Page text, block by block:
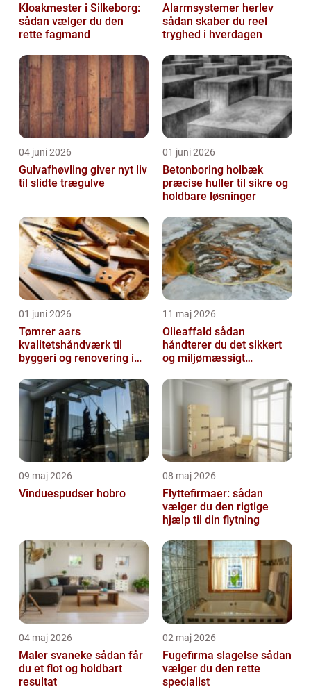
Kloakmester i Silkeborg:
sådan vælger du den
rette fagmand
Alarmsystemer herlev
sådan skaber du reel
tryghed i hverdagen
04 juni 2026
Gulvafhøvling giver nyt liv
til slidte trægulve
01 juni 2026
Betonboring holbæk
præcise huller til sikre og
holdbare løsninger
01 juni 2026
Tømrer aars
kvalitetshåndværk til
byggeri og renovering i
11 maj 2026
Olieaffald sådan
håndterer du det sikkert
og miljømæssigt
09 maj 2026
Vinduespudser hobro
08 maj 2026
Flyttefirmaer: sådan
vælger du den rigtige
hjælp til din flytning
04 maj 2026
Maler svaneke sådan får
du et flot og holdbart
resultat
02 maj 2026
Fugefirma slagelse sådan
vælger du den rette
specialist